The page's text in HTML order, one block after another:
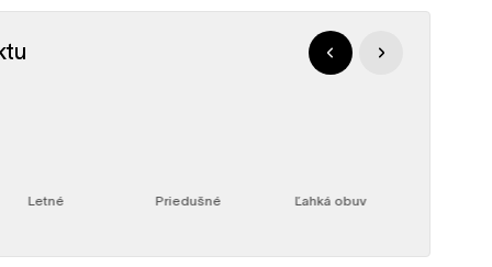
Letné Priedušné Ľahká obuv